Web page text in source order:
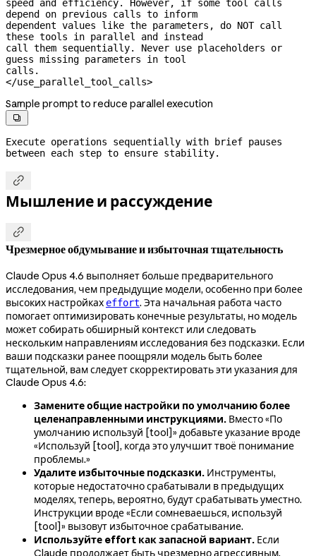
speed and efficiency. However, if some tool calls
depend on previous calls to inform
dependent values like the parameters, do NOT call
these tools in parallel and instead
call them sequentially. Never use placeholders or
guess missing parameters in tool
calls.
</use_parallel_tool_calls>
Sample prompt to reduce parallel execution

Execute operations sequentially with brief pauses
between each step to ensure stability.

Мышление и рассуждение

Чрезмерное обдумывание и избыточная тщательность
Claude Opus 4.6 выполняет больше предварительного
исследования, чем предыдущие модели, особенно при более
высоких настройках effort. Эта начальная работа часто
помогает оптимизировать конечные результаты, но модель
может собирать обширный контекст или следовать
нескольким направлениям исследования без подсказки. Если
ваши подсказки ранее поощряли модель быть более
тщательной, вам следует скорректировать эти указания для
Claude Opus 4.6:
Замените общие настройки по умолчанию более
целенаправленными инструкциями. Вместо «По
умолчанию используй [tool]» добавьте указание вроде
«Используй [tool], когда это улучшит твоё понимание
проблемы.»
Удалите избыточные подсказки. Инструменты,
которые недостаточно срабатывали в предыдущих
моделях, теперь, вероятно, будут срабатывать уместно.
Инструкции вроде «Если сомневаешься, используй
[tool]» вызовут избыточное срабатывание.
Используйте effort как запасной вариант. Если
Claude продолжает быть чрезмерно агрессивным,